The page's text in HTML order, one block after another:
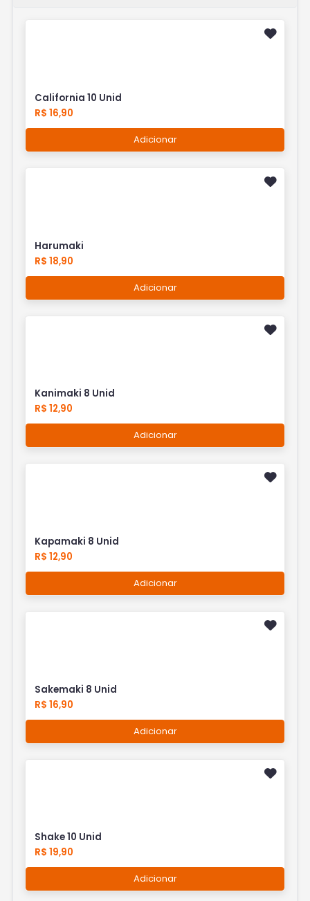
California 10 Unid
R$ 16,90
Adicionar
Harumaki
R$ 18,90
Adicionar
Kanimaki 8 Unid
R$ 12,90
Adicionar
Kapamaki 8 Unid
R$ 12,90
Adicionar
Sakemaki 8 Unid
R$ 16,90
Adicionar
Shake 10 Unid
R$ 19,90
Adicionar